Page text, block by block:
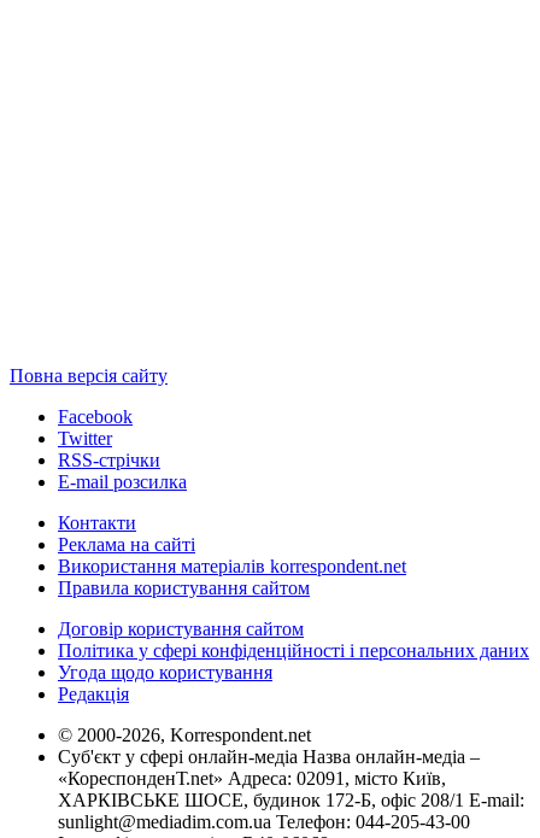
Повна версія сайту
Facebook
Twitter
RSS-стрічки
E-mail розсилка
Контакти
Реклама на сайті
Використання матеріалів korrespondent.net
Правила користування сайтом
Договір користування сайтом
Політика у сфері конфіденційності і персональних даних
Угода щодо користування
Редакція
© 2000-2026, Korrespondent.net
Суб'єкт у сфері онлайн-медіа Назва онлайн-медіа –
«КореспонденТ.net» Адреса: 02091, місто Київ,
ХАРКІВСЬКЕ ШОСЕ, будинок 172-Б, офіс 208/1 E-mail:
sunlight@mediadim.com.ua Телефон: 044-205-43-00